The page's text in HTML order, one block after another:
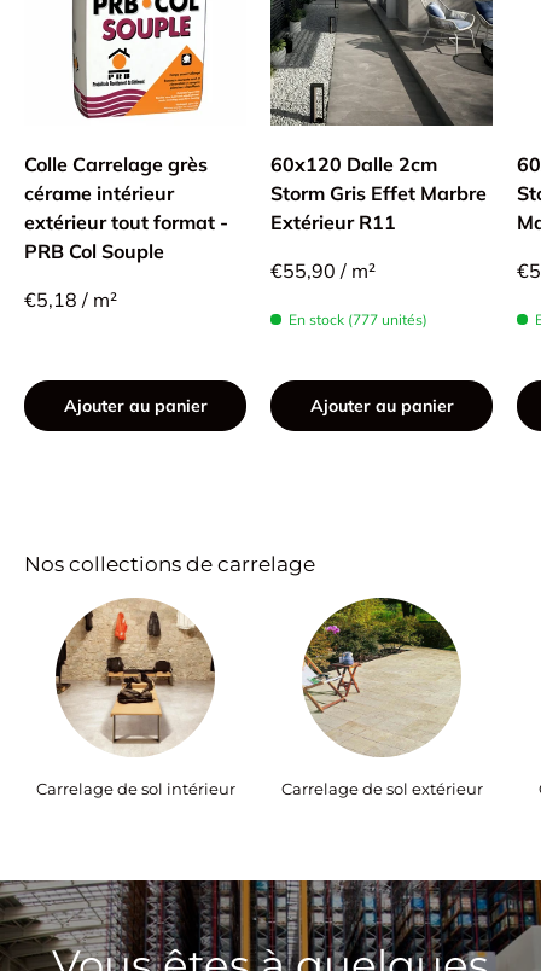
Colle Carrelage grès
cérame intérieur
extérieur tout format -
PRB Col Souple
€5,18 / m²
Ajouter au panier
60x120 Dalle 2cm
Storm Gris Effet Marbre
Extérieur R11
€55,90 / m²
En stock (777 unités)
Ajouter au panier
Nos collections de carrelage
Carrelage de sol intérieur Carrelage de sol extérieur